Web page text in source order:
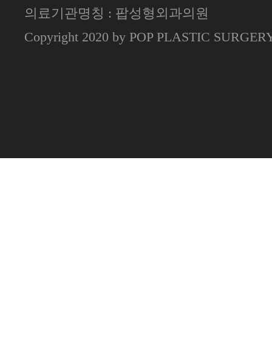
의료기관명칭 : 팝성형외과의원
Copyright 2020 by POP PLASTIC